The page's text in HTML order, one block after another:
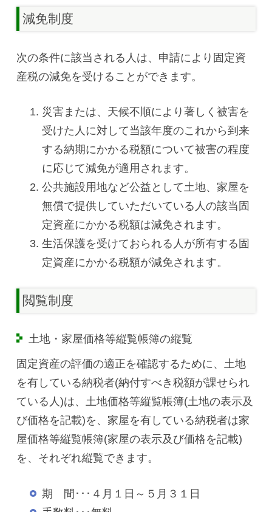
減免制度
次の条件に該当される人は、申請により固定資
産税の減免を受けることができます。
災害または、天候不順により著しく被害を
受けた人に対して当該年度のこれから到来
する納期にかかる税額について被害の程度
に応じて減免が適用されます。
公共施設用地など公益として土地、家屋を
無償で提供していただいている人の該当固
定資産にかかる税額は減免されます。
生活保護を受けておられる人が所有する固
定資産にかかる税額が減免されます。
閲覧制度
土地・家屋価格等縦覧帳簿の縦覧
固定資産の評価の適正を確認するために、土地
を有している納税者(納付すべき税額が課せられ
ている人)は、土地価格等縦覧帳簿(土地の表示及
び価格を記載)を、家屋を有している納税者は家
屋価格等縦覧帳簿(家屋の表示及び価格を記載)
を、それぞれ縦覧できます。
期 間･･･４月１日～５月３１日